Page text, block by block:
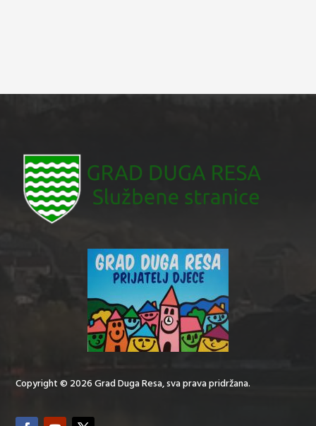
Copyright © 2026 Grad Duga Resa, sva prava pridržana.